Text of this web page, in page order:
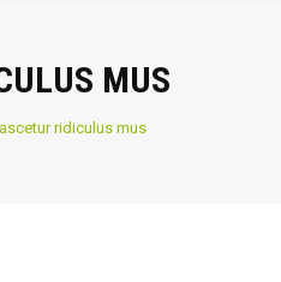
MUS
ridiculus mus